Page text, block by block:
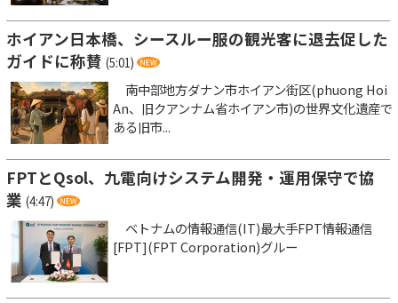
ホイアン日本橋、シースルー服の観光客に退去促した
ガイドに称賛 (5:01)
南中部地方ダナン市ホイアン街区(phuong Hoi
An、旧クアンナム省ホイアン市)の世界文化遺産で
ある旧市...
FPTとQsol、九電向けシステム開発・運用保守で協
業 (4:47)
ベトナムの情報通信(IT)最大手FPT情報通信
[FPT](FPT Corporation)グルー